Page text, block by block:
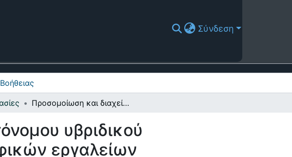
Σύνδεση
Προσομοίωση και διαχείριση ενός αυτόνομου υβριδικού συστήματος ενέργειας, με χρήση γραφικών εργαλείων υπολογισμού
υβριδικού
εργαλείων